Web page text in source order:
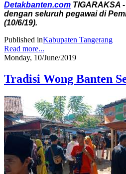
Detakbanten.com TIGARAKSA
dengan seluruh pegawai di
(10/6/19).
Published inKabupaten Tangerang
Read more...
Monday, 10/June/2019
Tradisi Wong Banten